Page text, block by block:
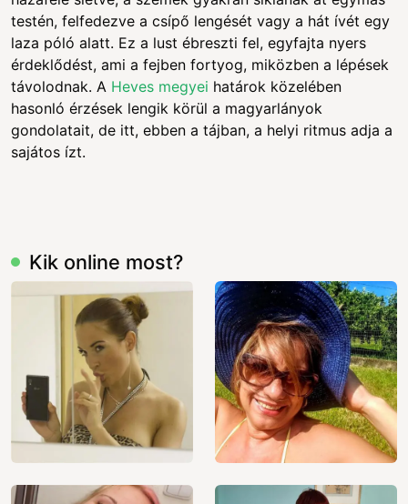
testén, felfedezve a csípő lengését vagy a hát ívét egy
laza póló alatt. Ez a lust ébreszti fel, egyfajta nyers
érdeklődést, ami a fejben fortyog, miközben a lépések
távolodnak. A Heves megyei határok közelében
hasonló érzések lengik körül a magyarlányok
gondolatait, de itt, ebben a tájban, a helyi ritmus adja a
sajátos ízt.
Kik online most?